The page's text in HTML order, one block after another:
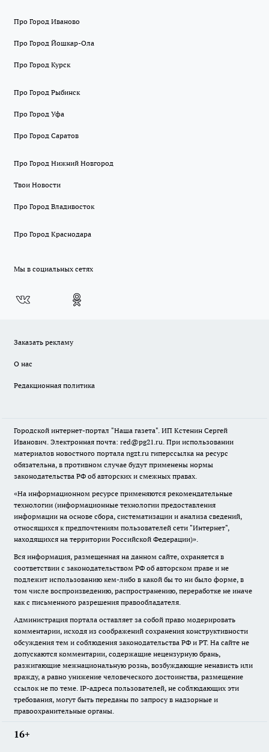
Про Город Иваново
Про Город Йошкар-Ола
Про Город Курск
Про Город Рыбинск
Про Город Уфа
Про Город Саратов
Про Город Нижний Новгород
Твои Новости
Про Город Владивосток
Про Город Краснодара
Мы в социальных сетях
Заказать рекламу
О нас
Редакционная политика
Городской интернет-портал "Наша газета". ИП Кстенин Сергей
Иванович. Электронная почта: red@pg21.ru. При использовании
материалов новостного портала ngzt.ru гиперссылка на ресурс
обязательна, в противном случае будут применены нормы
законодательства РФ об авторских и смежных правах.
«На информационном ресурсе применяются рекомендательные
технологии (информационные технологии предоставления
информации на основе сбора, систематизации и анализа сведений,
относящихся к предпочтениям пользователей сети "Интернет",
находящихся на территории Российской Федерации)».
Вся информация, размещенная на данном сайте, охраняется в
соответствии с законодательством РФ об авторском праве и не
подлежит использованию кем-либо в какой бы то ни было форме, в
том числе воспроизведению, распространению, переработке не иначе
как с письменного разрешения правообладателя.
Администрация портала оставляет за собой право модерировать
комментарии, исходя из соображений сохранения конструктивности
обсуждения тем и соблюдения законодательства РФ и РТ. На сайте не
допускаются комментарии, содержащие нецензурную брань,
разжигающие межнациональную рознь, возбуждающие ненависть или
вражду, а равно унижение человеческого достоинства, размещение
ссылок не по теме. IP-адреса пользователей, не соблюдающих эти
требования, могут быть переданы по запросу в надзорные и
правоохранительные органы.
16+